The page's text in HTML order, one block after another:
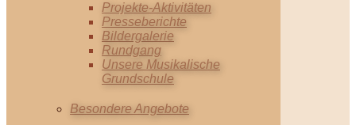
Projekte-Aktivitäten
Presseberichte
Bildergalerie
Rundgang
Unsere Musikalische
Grundschule
Besondere Angebote